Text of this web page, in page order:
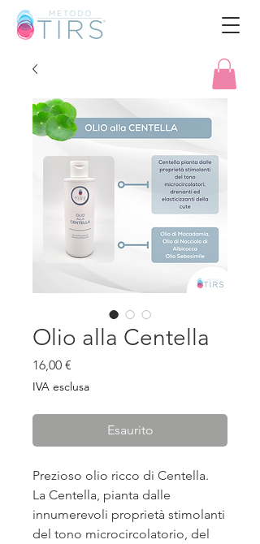
Olio alla Centella
16,00 €
IVA esclusa
Esaurito
Prezioso olio ricco di Centella.
La Centella, pianta dalle
innumerevoli proprietà stimolanti
del tono microcircolatorio, del